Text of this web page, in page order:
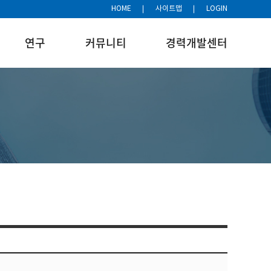
HOME 사이트맵 LOGIN
연구 커뮤니티 경력개발센터